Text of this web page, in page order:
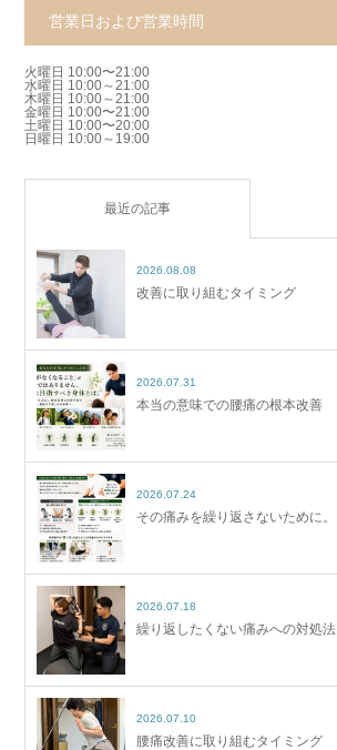
営業日および営業時間
火曜日 10:00〜21:00
水曜日 10:00～21:00
木曜日 10:00～21:00
金曜日 10:00〜21:00
土曜日 10:00〜20:00
日曜日 10:00～19:00
最近の記事
2026.08.08
改善に取り組むタイミング
2026.07.31
本当の意味での腰痛の根本改善
2026.07.24
その痛みを繰り返さないために。
2026.07.18
繰り返したくない痛みへの対処法
2026.07.10
腰痛改善に取り組むタイミング